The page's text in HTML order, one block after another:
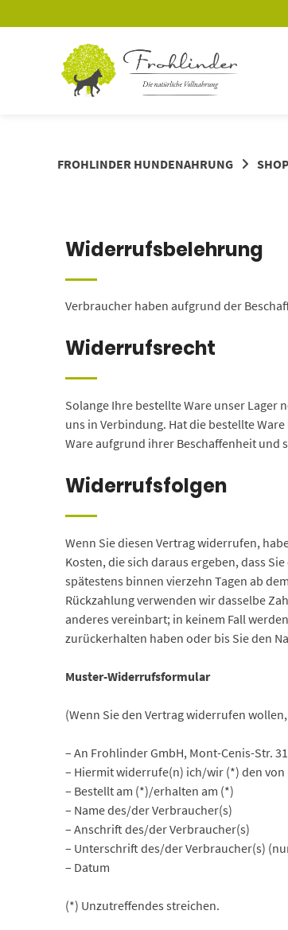
FROHLINDER HUNDENAHRUNG SHOP
Widerrufsbelehrung
Verbraucher haben aufgrund der
Widerrufsrecht
Solange Ihre bestellte Ware unser Lager
uns in Verbindung. Hat die bestellte
Ware aufgrund ihrer Beschaffenheit und
Widerrufsfolgen
Wenn Sie diesen Vertrag widerrufen,
Kosten, die sich daraus ergeben, dass
spätestens binnen vierzehn Tagen ab
Rückzahlung verwenden wir dasselbe
anderes vereinbart; in keinem Fall
zurückerhalten haben oder bis Sie den
Muster-Widerrufsformular
(Wenn Sie den Vertrag widerrufen
– An Frohlinder GmbH, Mont-Cenis-Str.
– Hiermit widerrufe(n) ich/wir (*) den
– Bestellt am (*)/erhalten am (*)
– Name des/der Verbraucher(s)
– Anschrift des/der Verbraucher(s)
– Unterschrift des/der Verbraucher(s)
– Datum
(*) Unzutreffendes streichen.